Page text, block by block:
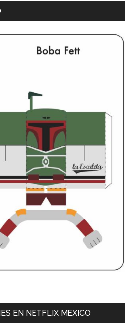
EN NETFLIX MEXICO